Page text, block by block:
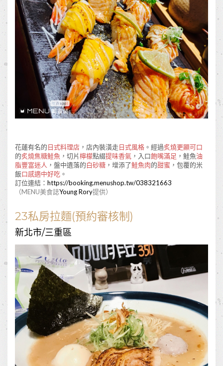
花蓮有名的日式料理店 ，店內裝潢走日式風格 。經過炙燒更顯可口
的炙燒焦糖鮭魚 ，切片檸檬點綴提味香氣 ，入口飽嘴滿足 ，鮭魚油
脂豐富迷人 ，盤中遺落的白砂糖 ，增添了鮭魚肉的甜蜜 ，包覆的米
飯口感適中好吃 。
訂位連結： https://booking.menushop.tw/038321663
（MENU美食誌Young Rory提供）
23私房拉麵(預約審核制)
新北市/三重區